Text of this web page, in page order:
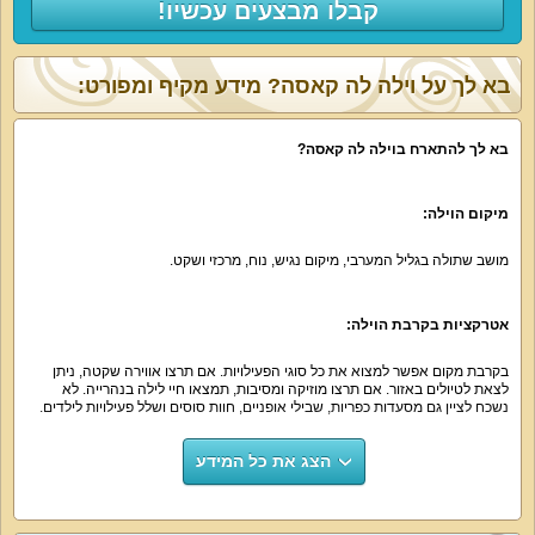
קבלו מבצעים עכשיו!
בא לך על וילה לה קאסה? מידע מקיף ומפורט:
בא לך להתארח בוילה לה קאסה?
מיקום הוילה:
מושב שתולה בגליל המערבי, מיקום נגיש, נוח, מרכזי ושקט.
אטרקציות בקרבת הוילה:
בקרבת מקום אפשר למצוא את כל סוגי הפעילויות. אם תרצו אווירה שקטה, ניתן
לצאת לטיולים באזור. אם תרצו מוזיקה ומסיבות, תמצאו חיי לילה בנהרייה. לא
נשכח לציין גם מסעדות כפריות, שבילי אופניים, חוות סוסים ושלל פעילויות לילדים.
הנוף שעוטף את וילה לה קאסה פשוט עוצר נשימה. זה הזמן למזוג כוס יין, לצאת אל
הצג את כל המידע